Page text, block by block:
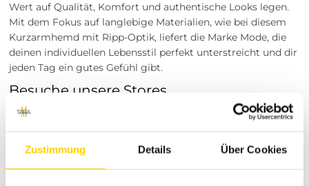
Zustimmung Details Über Cookies
Wert auf Qualität, Komfort und authentische Looks legen.
Mit dem Fokus auf langlebige Materialien, wie bei diesem
Kurzarmhemd mit Ripp-Optik, liefert die Marke Mode, die
deinen individuellen Lebensstil perfekt unterstreicht und dir
jeden Tag ein gutes Gefühl gibt.
Besuche unsere Stores
Du möchtest vor dem Kauf deine Lieblingsartikel
Dinslaken, Borken, Rheine, Herne, Bocholt, Coesfeld,